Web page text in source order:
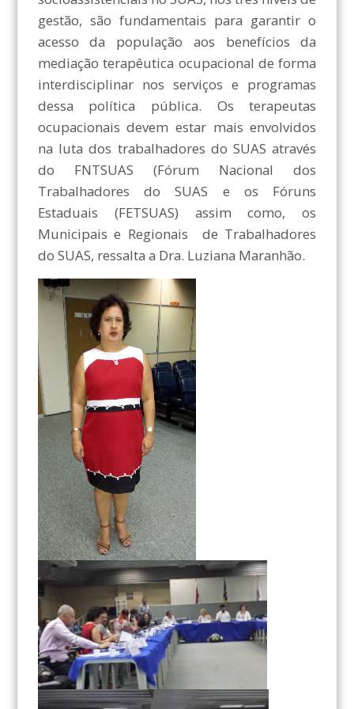
gestão, são fundamentais para garantir o
acesso da população aos benefícios da
mediação terapêutica ocupacional de forma
interdisciplinar nos serviços e programas
dessa política pública. Os terapeutas
ocupacionais devem estar mais envolvidos
na luta dos trabalhadores do SUAS através
do FNTSUAS (Fórum Nacional dos
Trabalhadores do SUAS e os Fóruns
Estaduais (FETSUAS) assim como, os
Municipais e Regionais de Trabalhadores
do SUAS, ressalta a Dra. Luziana Maranhão.